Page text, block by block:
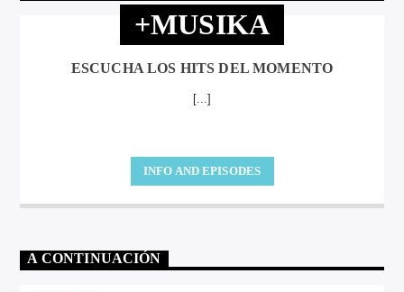
+MUSIKA
ESCUCHA LOS HITS DEL MOMENTO
[...]
INFO AND EPISODES
A CONTINUACIÓN